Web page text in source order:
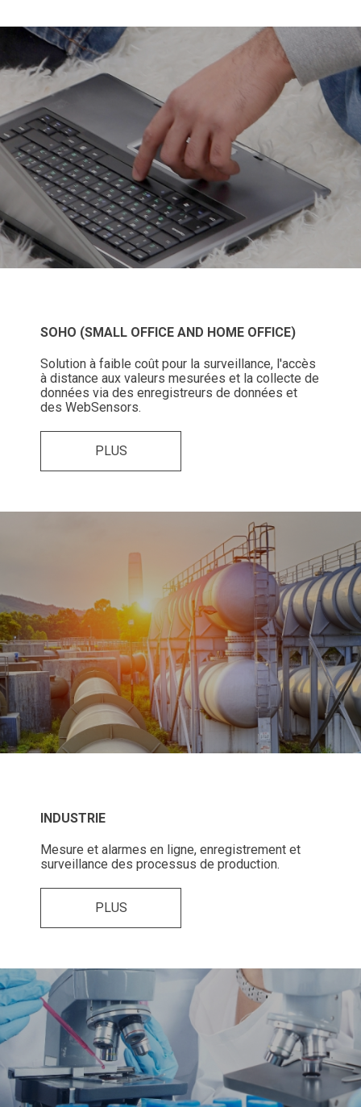
SOHO (SMALL OFFICE AND HOME OFFICE)
Solution à faible coût pour la surveillance, l'accès
à distance aux valeurs mesurées et la collecte de
données via des enregistreurs de données et
des WebSensors.
PLUS
INDUSTRIE
Mesure et alarmes en ligne, enregistrement et
surveillance des processus de production.
PLUS